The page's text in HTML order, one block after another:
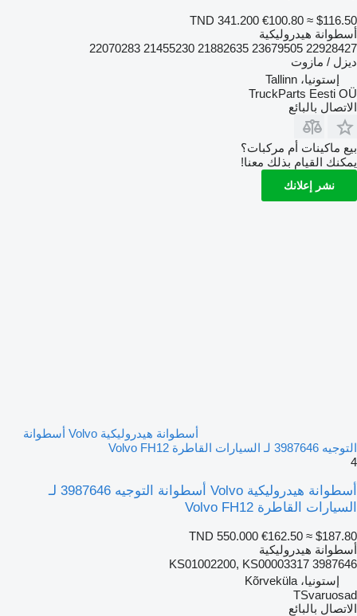
TND 341.200 €100.80 ≈ $116.50
أسطوانة هيدروليكية
22928427 23679505 21882635 21455230 22070283
ديزل / مازوت
إستونيا، Tallinn
TruckParts Eesti OÜ
الاتصال بالبائع
بيع ماكينات أم مركبات؟
يمكنك القيام بذلك معنا!
نشر إعلانك
أسطوانة هيدروليكية Volvo أسطوانة
التوجيه 3987646 لـ السيارات القاطرة Volvo FH12
4
أسطوانة هيدروليكية Volvo أسطوانة التوجيه 3987646 لـ
السيارات القاطرة Volvo FH12
TND 550.000 €162.50 ≈ $187.80
أسطوانة هيدروليكية
3987646 KS01002200, KS00003317
إستونيا، Kõrveküla
TSvaruosad
الاتصال بالبائع